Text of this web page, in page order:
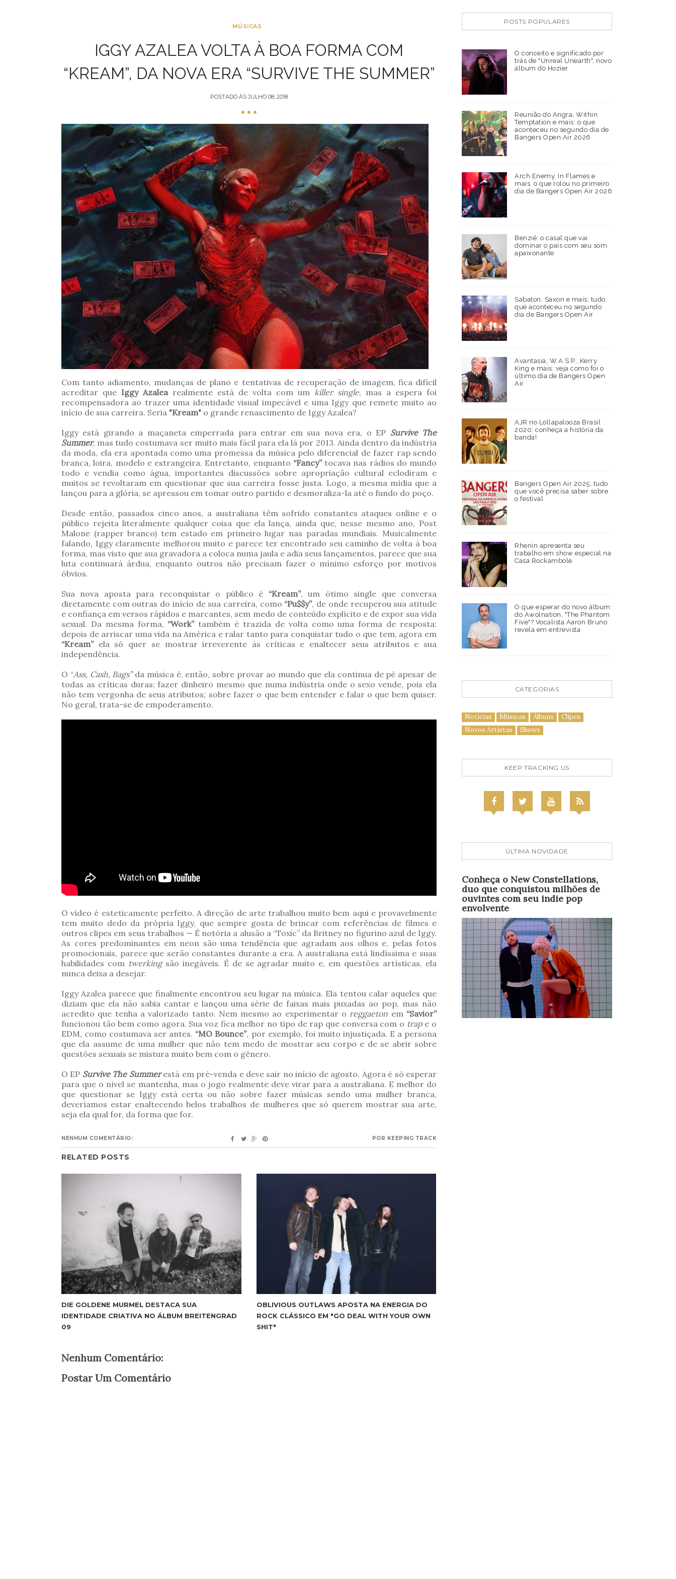
MÚSICAS
IGGY AZALEA VOLTA À BOA FORMA COM
“KREAM”, DA NOVA ERA “SURVIVE THE SUMMER”
POSTADO ÀSJULHO 08, 2018
Com tanto adiamento, mudanças de plano e tentativas de recuperação de imagem, fica difícil
acreditar que Iggy Azalearealmente está de volta com um killer single, mas a espera foi
recompensadora ao trazer uma identidade visual impecável e uma Iggy que remete muito ao
início de sua carreira. Seria "Kream" o grande renascimento de Iggy Azalea?
Iggy está girando a maçaneta emperrada para entrar em sua nova era, o EP Survive The
Summer, mas tudo costumava ser muito mais fácil para ela lá por 2013. Ainda dentro da indústria
da moda, ela era apontada como uma promessa da música pelo diferencial de fazer rap sendo
branca, loira, modelo e estrangeira. Entretanto, enquanto “Fancy”tocava nas rádios do mundo
todo e vendia como água, importantes discussões sobre apropriação cultural eclodiram e
muitos se revoltaram em questionar que sua carreira fosse justa. Logo, a mesma mídia que a
lançou para a glória, se apressou em tomar outro partido e desmoraliza-la até o fundo do poço.
Desde então, passados cinco anos, a australiana têm sofrido constantes ataques online e o
público rejeita literalmente qualquer coisa que ela lança, ainda que, nesse mesmo ano, Post
Malone (rapper branco) tem estado em primeiro lugar nas paradas mundiais. Musicalmente
falando, Iggy claramente melhorou muito e parece ter encontrado seu caminho de volta à boa
forma, mas visto que sua gravadora a coloca numa jaula e adia seus lançamentos, parece que sua
luta continuará árdua, enquanto outros não precisam fazer o mínimo esforço por motivos
óbvios.
Sua nova aposta para reconquistar o público é “Kream”, um ótimo single que conversa
diretamente com outras do início de sua carreira, como “Pu$$y”, de onde recuperou sua atitude
e confiança em versos rápidos e marcantes, sem medo de conteúdo explícito e de expor sua vida
sexual. Da mesma forma, “Work”também é trazida de volta como uma forma de resposta:
depois de arriscar uma vida na América e ralar tanto para conquistar tudo o que tem, agora em
“Kream”ela só quer se mostrar irreverente às críticas e enaltecer seus atributos e sua
independência.
O “Ass, Cash, Bags” da música é, então, sobre provar ao mundo que ela continua de pé apesar de
todas as críticas duras; fazer dinheiro mesmo que numa indústria onde o sexo vende, pois ela
não tem vergonha de seus atributos; sobre fazer o que bem entender e falar o que bem quiser.
No geral, trata-se de empoderamento.
O vídeo é esteticamente perfeito. A direção de arte trabalhou muito bem aqui e provavelmente
tem muito dedo da própria Iggy, que sempre gosta de brincar com referências de filmes e
outros clipes em seus trabalhos — É notória a alusão a “Toxic” da Britney no figurino azul de Iggy.
As cores predominantes em neon são uma tendência que agradam aos olhos e, pelas fotos
promocionais, parece que serão constantes durante a era. A australiana está lindíssima e suas
habilidades com twerkingsão inegáveis. É de se agradar muito e, em questões artísticas, ela
nunca deixa a desejar.
Iggy Azalea parece que finalmente encontrou seu lugar na música. Ela tentou calar aqueles que
diziam que ela não sabia cantar e lançou uma série de faixas mais puxadas ao pop, mas não
acredito que tenha a valorizado tanto. Nem mesmo ao experimentar o reggaeton em “Savior”
funcionou tão bem como agora. Sua voz fica melhor no tipo de rap que conversa com o trape o
EDM, como costumava ser antes. “MO Bounce”, por exemplo, foi muito injustiçada. E a persona
que ela assume de uma mulher que não tem medo de mostrar seu corpo e de se abrir sobre
questões sexuais se mistura muito bem com o gênero.
O EP Survive The Summerestá em pré-venda e deve sair no início de agosto. Agora é só esperar
para que o nível se mantenha, mas o jogo realmente deve virar para a australiana. E melhor do
que questionar se Iggy está certa ou não sobre fazer músicas sendo uma mulher branca,
deveríamos estar enaltecendo belos trabalhos de mulheres que só querem mostrar sua arte,
seja ela qual for, da forma que for.
NENHUM COMENTÁRIO: POR KEEPING TRACK
RELATED POSTS
DIE GOLDENE MURMEL DESTACA SUA
IDENTIDADE CRIATIVA NO ÁLBUM BREITENGRAD
09
OBLIVIOUS OUTLAWS APOSTA NA ENERGIA DO
ROCK CLÁSSICO EM "GO DEAL WITH YOUR OWN
SHIT"
Nenhum Comentário:
Postar Um Comentário
POSTS POPULARES
O conceito e significado por
trás de "Unreal Unearth", novo
álbum do Hozier
Reunião do Angra, Within
Temptation e mais: o que
aconteceu no segundo dia de
Bangers Open Air 2026
Arch Enemy, In Flames e
mais: o que rolou no primeiro
dia de Bangers Open Air 2026
Benziê: o casal que vai
dominar o país com seu som
apaixonante
Sabaton, Saxon e mais: tudo
que aconteceu no segundo
dia de Bangers Open Air
Avantasia, W.A.S.P., Kerry
King e mais: veja como foi o
último dia de Bangers Open
Air
AJR no Lollapalooza Brasil
2020: conheça a história da
banda!
Bangers Open Air 2025: tudo
que você precisa saber sobre
o festival
Rhenin apresenta seu
trabalho em show especial na
Casa Rockambole
O que esperar do novo álbum
do Awolnation, "The Phantom
Five"? Vocalista Aaron Bruno
revela em entrevista
CATEGORIAS
Notícias Músicas Álbuns
Clipes
Novos Artistas
Shows
KEEP TRACKING US
ÚLTIMA NOVIDADE
Conheça o New Constellations,
duo que conquistou milhões de
ouvintes com seu indie pop
envolvente